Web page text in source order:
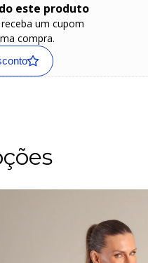
este produto
um cupom
compra.